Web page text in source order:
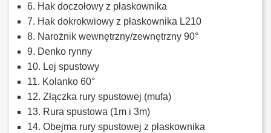
6. Hak doczołowy z płaskownika
7. Hak dokrokwiowy z płaskownika L210
8. Narożnik wewnętrzny/zewnętrzny 90°
9. Denko rynny
10. Lej spustowy
11. Kolanko 60°
12. Złączka rury spustowej (mufa)
13. Rura spustowa (1m i 3m)
14. Obejma rury spustowej z płaskownika